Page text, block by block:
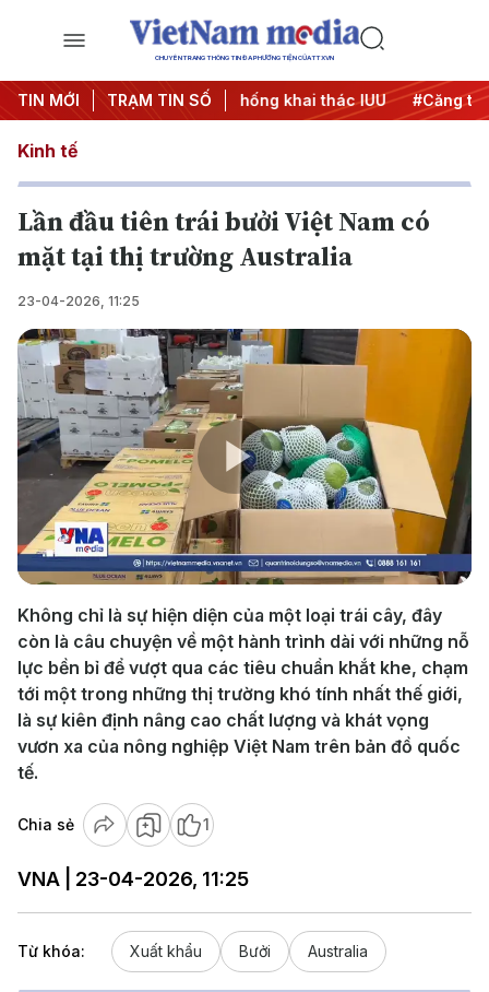
CHUYÊN TRANG THÔNG TIN ĐA PHƯƠNG TIỆN CỦA TTXVN
TIN MỚI TRẠM TIN SỐ
500 ngày đêm #Chống khai thác IUU #Căng thẳng
Kinh tế
Lần đầu tiên trái bưởi Việt Nam có
mặt tại thị trường Australia
23-04-2026, 11:25
Play
Video
Không chỉ là sự hiện diện của một loại trái cây, đây
còn là câu chuyện về một hành trình dài với những nỗ
lực bền bỉ để vượt qua các tiêu chuẩn khắt khe, chạm
tới một trong những thị trường khó tính nhất thế giới,
là sự kiên định nâng cao chất lượng và khát vọng
vươn xa của nông nghiệp Việt Nam trên bản đồ quốc
tế.
Chia sẻ 1
VNA | 23-04-2026, 11:25
Từ khóa: Xuất khẩu Bưởi Australia